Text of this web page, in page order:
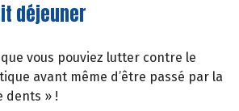
déjeuner
vous pouviez lutter contre le
avant même d’être passé par la
dents » !